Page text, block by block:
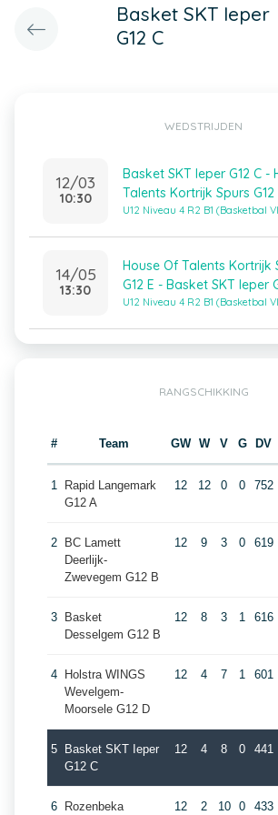
Basket SKT Ieper
G12 C
WEDSTRIJDEN
12/03
10:30
Basket SKT Ieper G12 C -
Talents Kortrijk Spurs G12
U12 Niveau 4 R2 B1 (Basketbal
14/05
13:30
House Of Talents Kortrijk
G12 E - Basket SKT Ieper
U12 Niveau 4 R2 B1 (Basketbal
RANGSCHIKKING
# Team GW W V G DV
1
Rapid Langemark
G12 A
12 12 0 0 752
2
BC Lamett
Deerlijk-
Zwevegem G12 B
12 9 3 0 619
3
Basket
Desselgem G12 B
12 8 3 1 616
4
Holstra WINGS
Wevelgem-
Moorsele G12 D
12 4 7 1 601
5
Basket SKT Ieper
G12 C
12 4 8 0 441
6 Rozenbeka 12 2 10 0 433